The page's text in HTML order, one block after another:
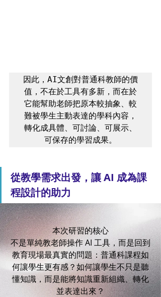
因此，AI文創對普通科教師的價
值，不在於工具有多新，而在於
它能幫助老師把原本較抽象、較
難被學生主動表達的學科內容，
轉化成具體、可討論、可展示、
可保存的學習成果。
從教學需求出發，讓 AI 成為課
程設計的助力
本次研習的核心
不是單純教老師操作 AI 工具，而是回到
教育現場最真實的問題：普通科課程如
何讓學生更有感？如何讓學生不只是聽
懂知識，而是能將知識重新組織、轉化
並表達出來？